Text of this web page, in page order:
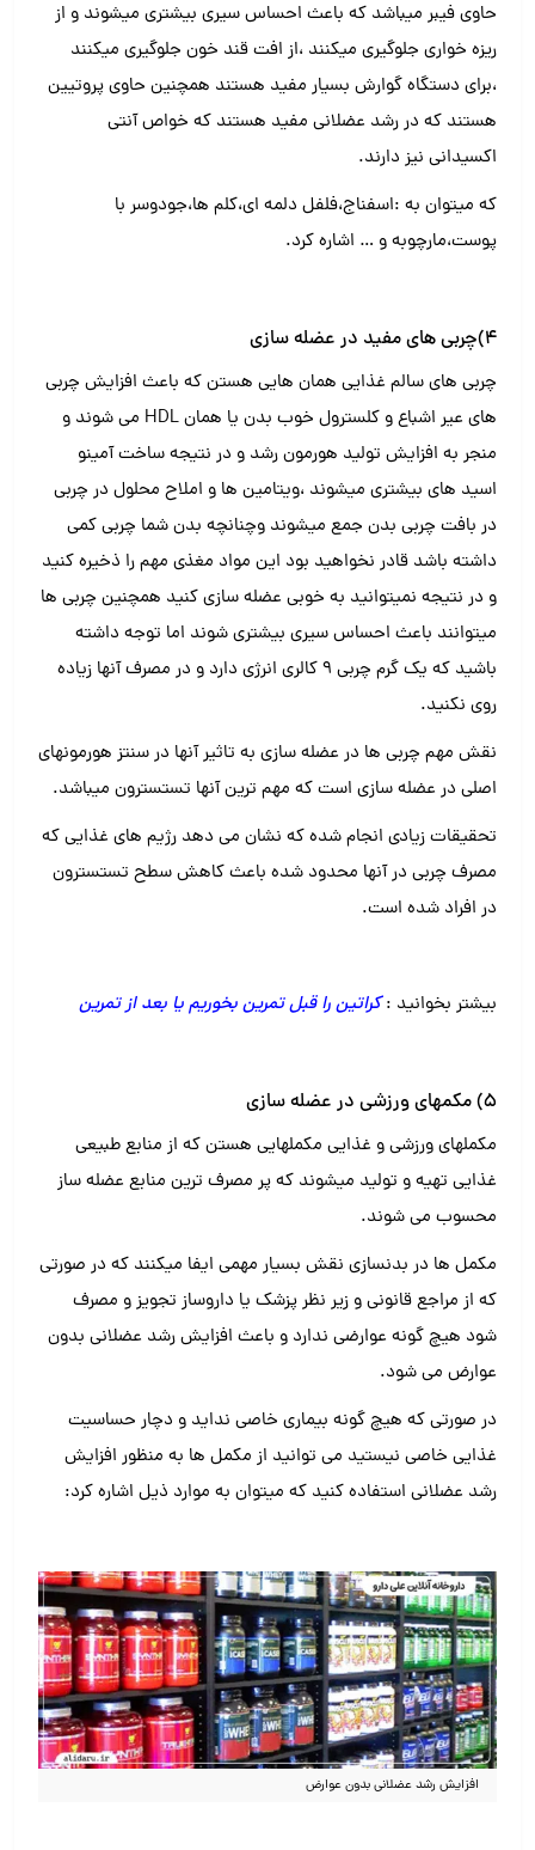
حاوی فیبر میباشد که باعث احساس سیری بیشتری میشوند و از
ریزه خواری جلوگیری میکنند ،از افت قند خون جلوگیری میکنند
،برای دستگاه گوارش بسیار مفید هستند همچنین حاوی پروتیین
هستند که در رشد عضلانی مفید هستند که خواص آنتی
اکسیدانی نیز دارند.
که میتوان به :اسفناج،فلفل دلمه ای،کلم ها،جو‌دوسر با
پوست،مارچوبه و … اشاره کرد.
۴)چربی های مفید در عضله سازی
چربی های سالم غذایی همان هایی هستن که باعث افزایش چربی
های عیر اشباع و کلسترول خوب بدن یا همان HDL می شوند و
منجر به افزایش تولید هورمون رشد و در نتیجه ساخت آمینو
اسید های بیشتری میشوند ،ویتامین ها و املاح محلول در چربی
در بافت چربی بدن جمع میشوند و‌چنانچه بدن شما چربی کمی
داشته باشد قادر نخواهید بود این مواد مغذی مهم‌ را ذخیره کنید
و در نتیجه نمیتوانید به خوبی عضله سازی کنید همچنین چربی ها
میتوانند باعث احساس سیری بیشتری شوند اما توجه داشته
باشید که یک گرم چربی ۹ کالری انرژی دارد و در مصرف آنها زیاده
روی نکنید.
نقش مهم چربی ها در عضله سازی به تاثیر آنها در سنتز هورمونهای
اصلی در عضله سازی است که مهم ترین آنها تستسترون میباشد.
تحقیقات زیادی انجام شده که نشان می دهد رژیم های غذایی که
مصرف چربی در آنها محدود شده باعث کاهش سطح تستسترون
در افراد شده است.
بیشتر بخوانید :کراتین را قبل تمرین بخوریم یا بعد از تمرین
۵) مکمهای ورزشی در عضله سازی
مکملهای ورزشی و غذایی مکملهایی هستن که از منابع طبیعی
غذایی تهیه و تولید میشوند که پر مصرف ترین منابع عضله ساز
محسوب می شوند.
مکمل ها در بدنسازی نقش بسیار مهمی ایفا میکنند که در صورتی
که از مراجع قانونی و زیر نظر پزشک یا داروساز تجویز و مصرف
شود هیچ گونه عوارضی ندارد و باعث‌ افزایش رشد عضلانی بدون
عوارض می شود.
در صورتی که هیچ گونه بیماری خاصی نداید و‌ دچار حساسیت
غذایی خاصی نیستید می توانید از مکمل ها به منظور افزایش
رشد عضلانی استفاده کنید که میتوان به موارد ذیل اشاره کرد:
افزایش رشد عضلانی بدون عوارض